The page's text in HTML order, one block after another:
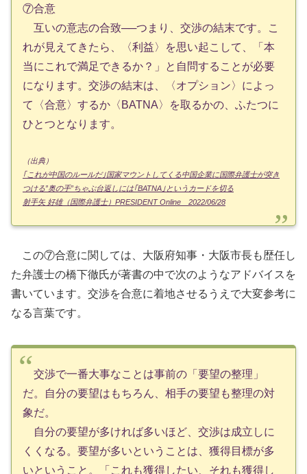
⑦合意
互いの意志の合致──つまり、交渉の結末です。こ
れが見えてきたら、〈利益〉を思い起こして、「本
当にこれで満足できるか？」と自問することが必要
になります。交渉の結末は、〈オプション〉によっ
て〈合意〉するか〈BATNA〉を取るかの、ふたつに
ひとつとなります。
（出典）
｢これが中国のルールだ｣国家マウントしてくる中国企業に国際弁護士が突き
つける”奥の手”ちゃぶ台返しには｢BATNA｣というカードを切る
射手矢 好雄（国際弁護士）PRESIDENT Online 2022/06/28
この⑦合意に関しては、大阪府知事・大阪市長も歴任し
た弁護士の橋下徹氏が著書の中で次のようなアドバイスを
書いています。交渉を合意に着地させるうえで大変参考に
なる言葉です。
交渉で一番大事なことは事前の「要望の整理」
だ。自分の要望はもちろん、相手の要望も整理の対
象だ。
自分の要望が多ければ多いほど、交渉は成立しに
くくなる。要望が多いということは、獲得目標が多
いということ。「これも獲得したい、それも獲得し